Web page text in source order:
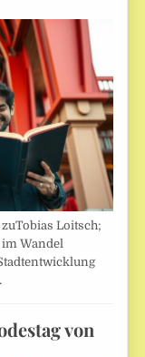
Loitsch;
Wandel
von